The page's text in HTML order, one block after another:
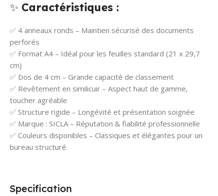
✨ Caractéristiques :
✅ 4 anneaux ronds – Maintien sécurisé des documents
perforés
✅ Format A4 – Idéal pour les feuilles standard (21 x 29,7
cm)
✅ Dos de 4 cm – Grande capacité de classement
✅ Revêtement en similicuir – Aspect haut de gamme,
toucher agréable
✅ Structure rigide – Longévité et présentation soignée
✅ Marque : SICLA – Réputation & fiabilité professionnelle
✅ Couleurs disponibles – Classiques et élégantes pour un
bureau structuré
Specification